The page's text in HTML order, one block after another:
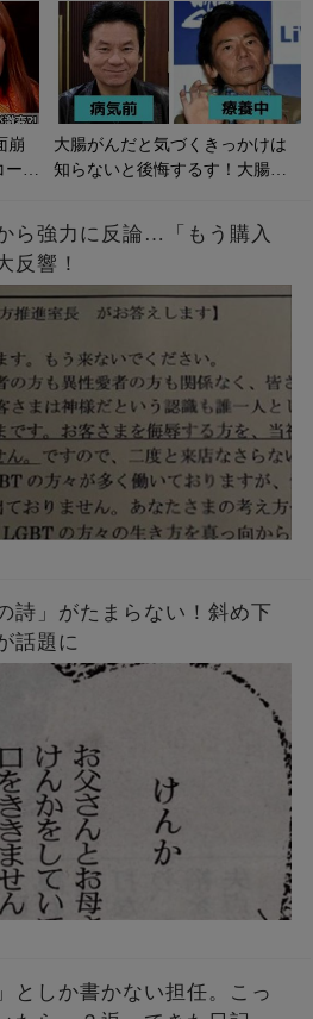
崩
ール
大腸がんだと気づくきっかけは
知らないと後悔するす！大腸が
ら強力に反論…「もう購入
反響！
詩」がたまらない！斜め下
話題に
としか書かない担任。こっ